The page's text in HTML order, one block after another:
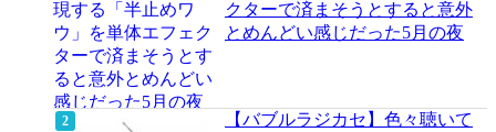
クターで済まそうとすると意外
とめんどい感じだった5月の夜
【バブルラジカセ】色々聴いて